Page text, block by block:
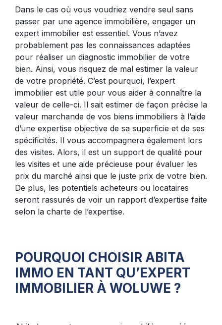
Dans le cas où vous voudriez vendre seul sans
passer par une agence immobilière, engager un
expert immobilier est essentiel. Vous n’avez
probablement pas les connaissances adaptées
pour réaliser un diagnostic immobilier de votre
bien. Ainsi, vous risquez de mal estimer la valeur
de votre propriété. C’est pourquoi, l’expert
immobilier est utile pour vous aider à connaître la
valeur de celle-ci. Il sait estimer de façon précise la
valeur marchande de vos biens immobiliers à l’aide
d’une expertise objective de sa superficie et de ses
spécificités. Il vous accompagnera également lors
des visites. Alors, il est un support de qualité pour
les visites et une aide précieuse pour évaluer les
prix du marché ainsi que le juste prix de votre bien.
De plus, les potentiels acheteurs ou locataires
seront rassurés de voir un rapport d’expertise faite
selon la charte de l’expertise.
POURQUOI CHOISIR ABITA
IMMO EN TANT QU’EXPERT
IMMOBILIER À WOLUWE ?